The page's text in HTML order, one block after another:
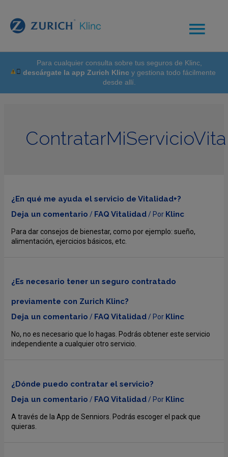
Para cualquier consulta sobre tus seguros de Klinc,
descárgate la app Zurich Klinc y gestiona todo fácilmente
desde allí.
¿En qué me ayuda el servicio de Vitalidad+?
Deja un comentario / FAQ Vitalidad/ Por Klinc
Para dar consejos de bienestar, como por ejemplo: sueño,
alimentación, ejercicios básicos, etc.
¿Es necesario tener un seguro contratado
previamente con Zurich Klinc?
Deja un comentario / FAQ Vitalidad/ Por Klinc
No, no es necesario que lo hagas. Podrás obtener este servicio
independiente a cualquier otro servicio.
¿Dónde puedo contratar el servicio?
Deja un comentario / FAQ Vitalidad/ Por Klinc
A través de la App de Senniors. Podrás escoger el pack que
quieras.